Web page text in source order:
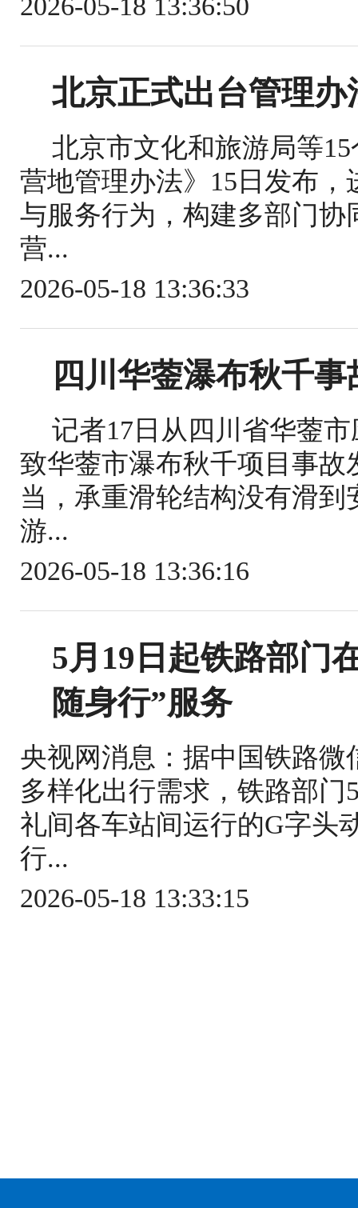
2026-05-18 13:36:50
北京正式出台管理
北京市文化和旅游局等
营地管理办法》15日发布
与服务行为，构建多部门
营...
2026-05-18 13:36:33
四川华蓥瀑布秋千
记者17日从四川省华蓥
致华蓥市瀑布秋千项目事
当，承重滑轮结构没有滑
游...
2026-05-18 13:36:16
5月19日起铁路部门
随身行”服务
央视网消息：据中国铁路
多样化出行需求，铁路部门
礼间各车站间运行的G字头
行...
2026-05-18 13:33:15